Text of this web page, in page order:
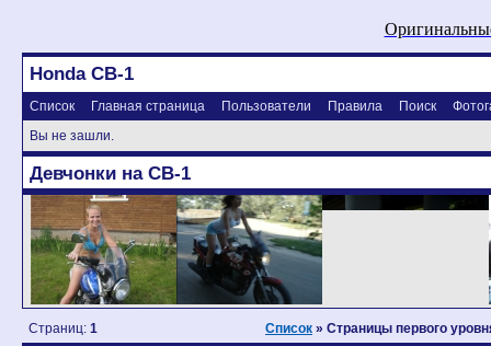
Honda CB-1
Список Главная страница Пользователи Правила Поиск
Вы не зашли.
Девчонки на CB-1
Страниц: 1 Список » Страницы первого